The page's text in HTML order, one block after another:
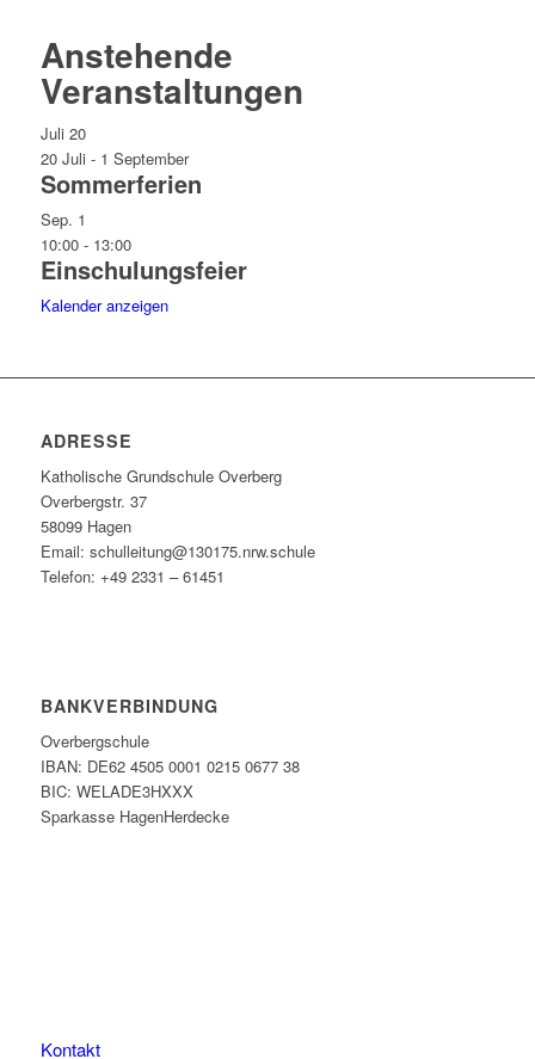
Anstehende
Veranstaltungen
Juli 20
20 Juli - 1 September
Sommerferien
Sep. 1
10:00- 13:00
Einschulungsfeier
Kalender anzeigen
ADRESSE
Katholische Grundschule Overberg
Overbergstr. 37
58099 Hagen
Email: schulleitung@130175.nrw.schule
Telefon: +49 2331 – 61451
BANKVERBINDUNG
Overbergschule
IBAN: DE62 4505 0001 0215 0677 38
BIC: WELADE3HXXX
Sparkasse HagenHerdecke
Kontakt